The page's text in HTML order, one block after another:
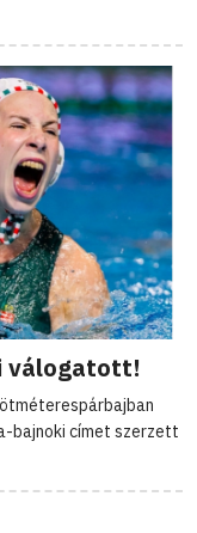
válogatott!
bajnoki címet szerzett